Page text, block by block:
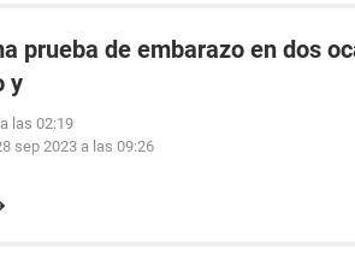
prueba de embarazo en dos
y
las 02:19
sep 2023 a las 09:26